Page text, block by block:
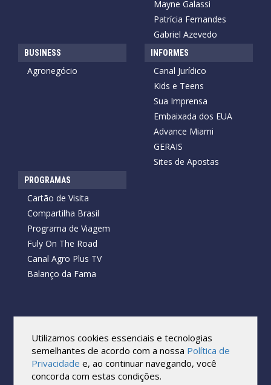
Mayne Galassi
Patrícia Fernandes
Gabriel Azevedo
BUSINESS
Agronegócio
INFORMES
Canal Jurídico
Kids e Teens
Sua Imprensa
Embaixada dos EUA
Advance Miami
GERAIS
Sites de Apostas
PROGRAMAS
Cartão de Visita
Compartilha Brasil
Programa de Viagem
Fuly On The Road
Canal Agro Plus TV
Balanço da Fama
Todos os direitos reservados.
Reprodução no todo ou em parte sob qualquer forma ou meio,
sem expressa autorização por escrito do Cartão de Visita, é
proibida.
As marcas e imagens utilizadas no projeto são os direitos autorais
Utilizamos cookies essenciais e tecnologias
semelhantes de acordo com a nossa Política de
Privacidade e, ao continuar navegando, você
concorda com estas condições.